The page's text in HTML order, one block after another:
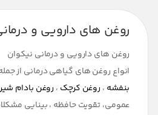
روغن های دارویی و
روغن های دارویی و درمانی نیکوان
انواع روغن های گیاهی درمانی از
بنفشه ، روغن کرچک ، روغن بادام
عمومی، تقویت حافظه ، بینایی